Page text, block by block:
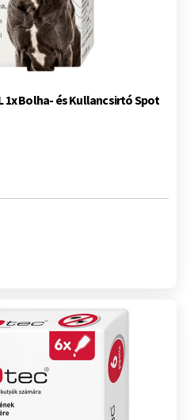
1x Bolha- és Kullancsirtó Spot